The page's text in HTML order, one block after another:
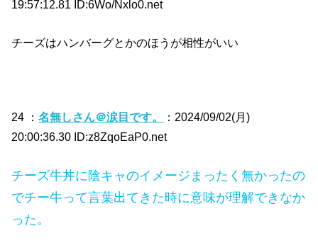
19:57:12.81 ID:6Wo/Nxlo0.net
チーズはハンバーグとかのほうが相性がいい
24 ：名無しさん＠涙目です。
：2024/09/02(月)
20:00:36.30 ID:z8ZqoEaP0.net
チーズ牛丼に陰キャのイメージまったく無かったの
でチー牛って言葉出てきた時に意味が理解できなか
った。